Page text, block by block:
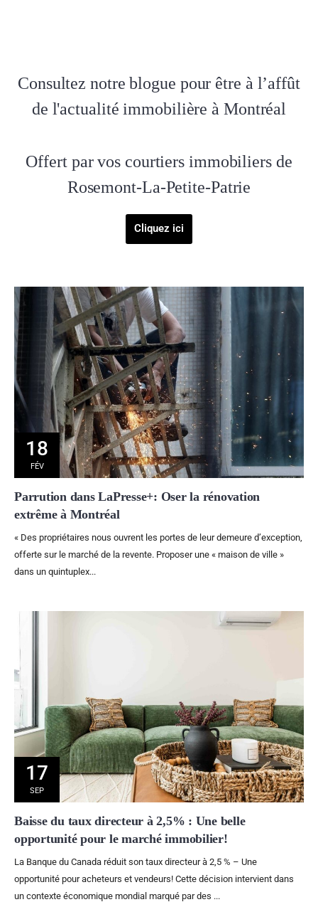
Consultez notre blogue pour être à l’affût
de l'actualité immobilière à Montréal
Offert par vos courtiers immobiliers de
Rosemont-La-Petite-Patrie
Cliquez ici
18
FÉV
Parrution dans LaPresse+: Oser la rénovation
extrême à Montréal
« Des propriétaires nous ouvrent les portes de leur demeure d’exception,
offerte sur le marché de la revente. Proposer une « maison de ville »
dans un quintuplex...
17
SEP
Baisse du taux directeur à 2,5% : Une belle
opportunité pour le marché immobilier!
La Banque du Canada réduit son taux directeur à 2,5 % – Une
opportunité pour acheteurs et vendeurs! Cette décision intervient dans
un contexte économique mondial marqué par des ...